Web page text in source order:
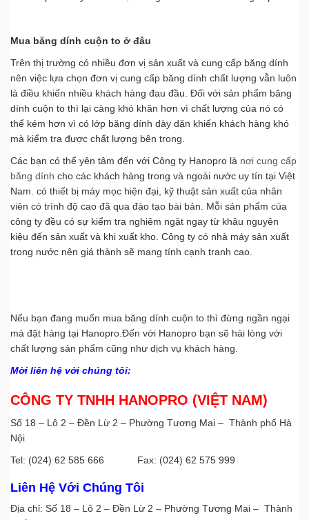
Mua băng dính cuộn to ở đâu
Trên thị trường có nhiều đơn vị sản xuất và cung cấp băng dính
nên việc lựa chọn đơn vị cung cấp băng dính chất lượng vẫn luôn
là điều khiến nhiều khách hàng đau đầu. Đối với sản phẩm băng
dính cuộn to thì lại càng khó khăn hơn vì chất lượng của nó có
thể kém hơn vì có lớp băng dính dày dặn khiến khách hàng khó
mà kiểm tra được chất lượng bên trong.
Các bạn có thể yên tâm đến với Công ty Hanopro là nơi cung cấp
băng dính cho các khách hàng trong và ngoài nước uy tín tại Việt
Nam. có thiết bị máy mọc hiện đại, kỹ thuật sản xuất của nhân
viên có trình độ cao đã qua đào tạo bài bản. Mỗi sản phẩm của
công ty đều có sự kiểm tra nghiêm ngặt ngay từ khâu nguyên
kiệu đến sản xuất và khi xuất kho. Công ty có nhà máy sản xuất
trong nước nên giá thành sẽ mang tính cạnh tranh cao.
Nếu bạn đang muốn mua băng dính cuộn to thì đừng ngần ngại
mà đặt hàng tại Hanopro.Đến với Hanopro bạn sẽ hài lòng với
chất lượng sản phẩm cũng như dịch vụ khách hàng.
Mời liên hệ với chúng tôi:
CÔNG TY TNHH HANOPRO (VIỆT NAM)
Số 18 – Lô 2 – Đền Lừ 2 – Phường Tương Mai – Thành phố Hà
Nội
Tel: (024) 62 585 666 Fax: (024) 62 575 999
Liên Hệ Với Chúng Tôi
Địa chỉ: Số 18 – Lô 2 – Đền Lừ 2 – Phường Tương Mai – Thành